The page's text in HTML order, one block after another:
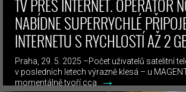
TV PŘES INTERNET. OPERÁTOR
NABÍDNE SUPERRYCHLÉ
INTERNETU S RYCHLOSTÍ AŽ 2
Praha, 29. 5. 2025 –Počet uživatelů satelitní
v posledních letech výrazně klesá – u
momentálně tvoří cca
→